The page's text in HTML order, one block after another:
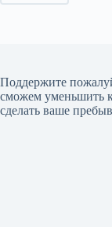
Поддержите
сможем уменьшить
сделать ваше